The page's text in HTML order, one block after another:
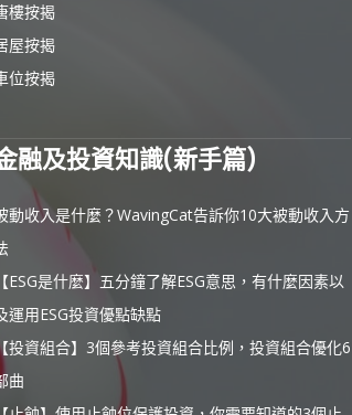
樓按揭
屋按揭
位按揭
融及投資知識(新手篇)
動收入是什麼？WavingCat告訴你10大被動收入方
【ESG是什麼】五分鐘了解ESG意思，有什麼因素以
運用ESG投資優點缺點
投資組合】3個參考投資組合比例，投資組合優化6
曲